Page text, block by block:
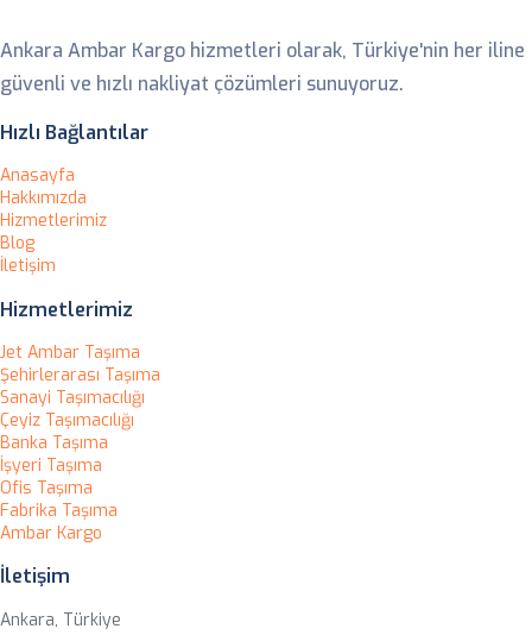
Ankara Ambar Kargo hizmetleri olarak, Türkiye'nin her iline
güvenli ve hızlı nakliyat çözümleri sunuyoruz.
Hızlı Bağlantılar
Anasayfa
Hakkımızda
Hizmetlerimiz
Blog
İletişim
Hizmetlerimiz
Jet Ambar Taşıma
Şehirlerarası Taşıma
Sanayi Taşımacılığı
Çeyiz Taşımacılığı
Banka Taşıma
İşyeri Taşıma
Ofis Taşıma
Fabrika Taşıma
Ambar Kargo
İletişim
Ankara, Türkiye